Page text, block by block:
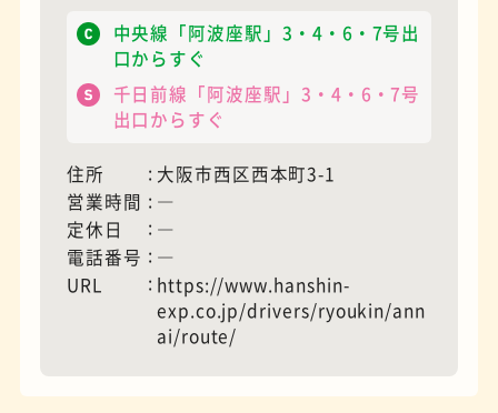
欧風カレー ホテル
中央線「阿波座駅」3・4・6・7号出
口からすぐ
千日前線「阿波座駅」3・4・6・7号
出口からすぐ
住所
大阪市西区西本町3-1
営業時間
―
定休日
―
電話番号
―
URL
https://www.hanshin-
exp.co.jp/drivers/ryoukin/ann
ai/route/